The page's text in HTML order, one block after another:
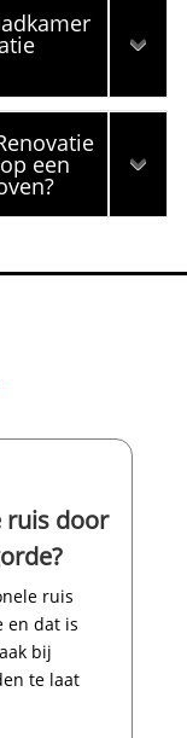
een
ruis door
ruis
en dat is
bij
te laat